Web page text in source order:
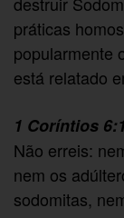
práticas
popularmente
está relatado
1 Coríntios
Não erreis:
nem os
sodomitas,